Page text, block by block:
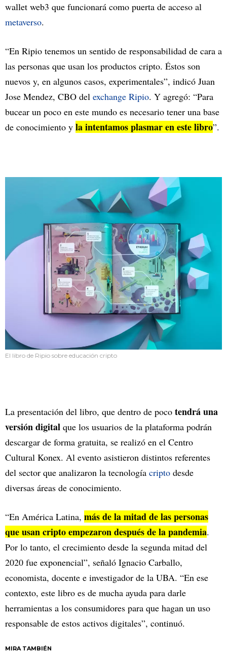
wallet web3 que funcionará como puerta de acceso al
metaverso.
“En Ripio tenemos un sentido de responsabilidad de cara a
las personas que usan los productos cripto. Éstos son
nuevos y, en algunos casos, experimentales”, indicó Juan
Jose Mendez, CBO del exchange Ripio. Y agregó: “Para
bucear un poco en este mundo es necesario tener una base
de conocimiento y la intentamos plasmar en este libro”.
El libro de Ripio sobre educación cripto
La presentación del libro, que dentro de poco tendrá una
versión digital que los usuarios de la plataforma podrán
descargar de forma gratuita, se realizó en el Centro
Cultural Konex. Al evento asistieron distintos referentes
del sector que analizaron la tecnología cripto desde
diversas áreas de conocimiento.
“En América Latina, más de la mitad de las personas
que usan cripto empezaron después de la pandemia.
Por lo tanto, el crecimiento desde la segunda mitad del
2020 fue exponencial”, señaló Ignacio Carballo,
economista, docente e investigador de la UBA. “En ese
contexto, este libro es de mucha ayuda para darle
herramientas a los consumidores para que hagan un uso
responsable de estos activos digitales”, continuó.
MIRA TAMBIÉN